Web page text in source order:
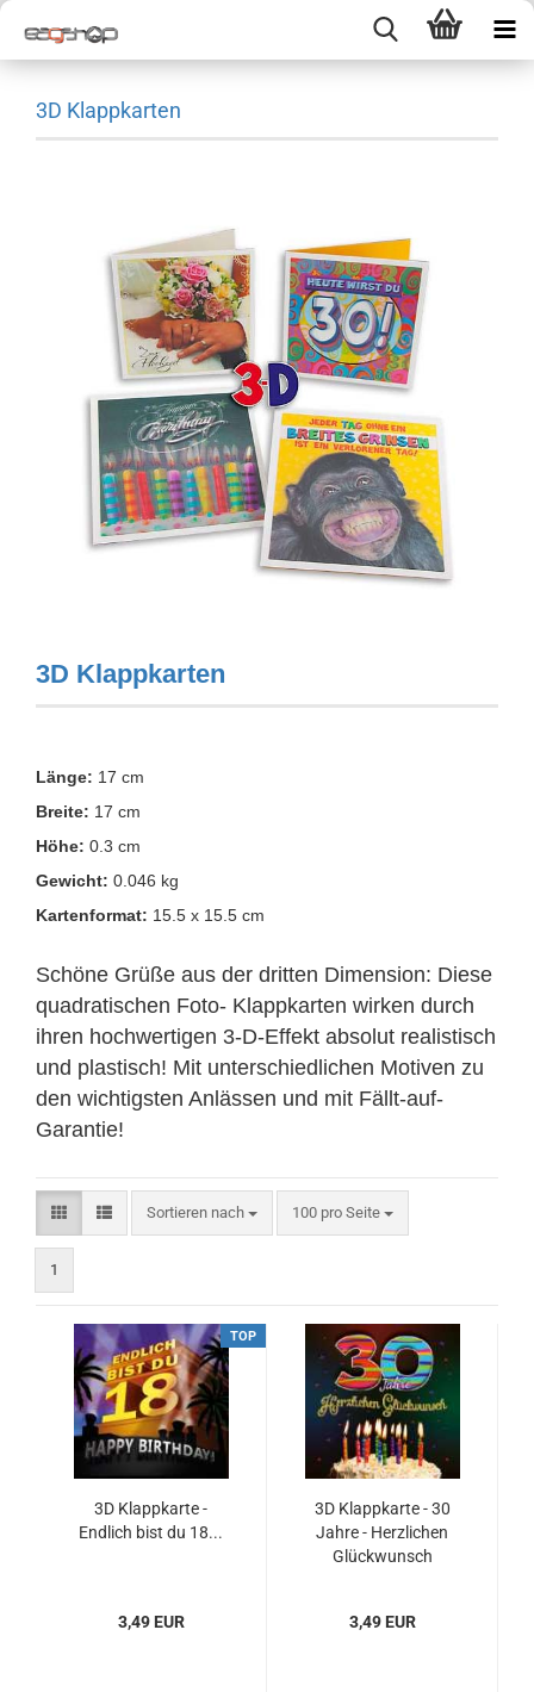
3D Klappkarten
3D Klappkarten
Länge: 17 cm
Breite: 17 cm
Höhe: 0.3 cm
Gewicht: 0.046 kg
Kartenformat: 15.5 x 15.5 cm
Schöne Grüße aus der dritten Dimension: Diese
quadratischen Foto- Klappkarten wirken durch
ihren hochwertigen 3-D-Effekt absolut realistisch
und plastisch! Mit unterschiedlichen Motiven zu
den wichtigsten Anlässen und mit Fällt-auf-
Garantie!
Sortieren nach
Sortieren nach 100 pro Seite
pro Seite
1
TOP
3D Klappkarte -
Endlich bist du 18...
3,49 EUR
3D Klappkarte - 30
Jahre - Herzlichen
Glückwunsch
3,49 EUR